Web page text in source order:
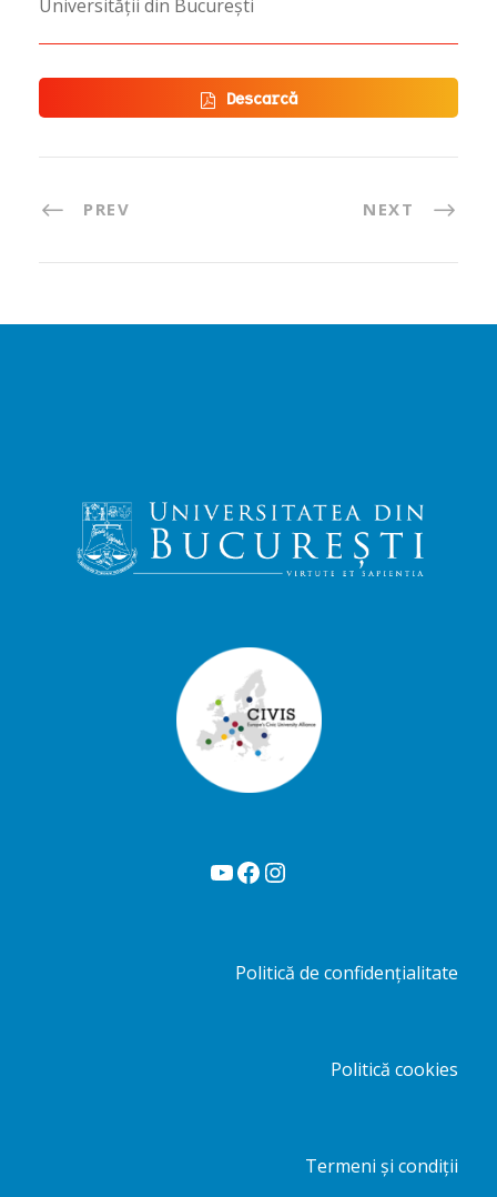
Universității din București
Descarcă
PREV NEXT
YouTube Facebook Instagram
Politică de confidențialitate
Politică cookies
Termeni și condiții